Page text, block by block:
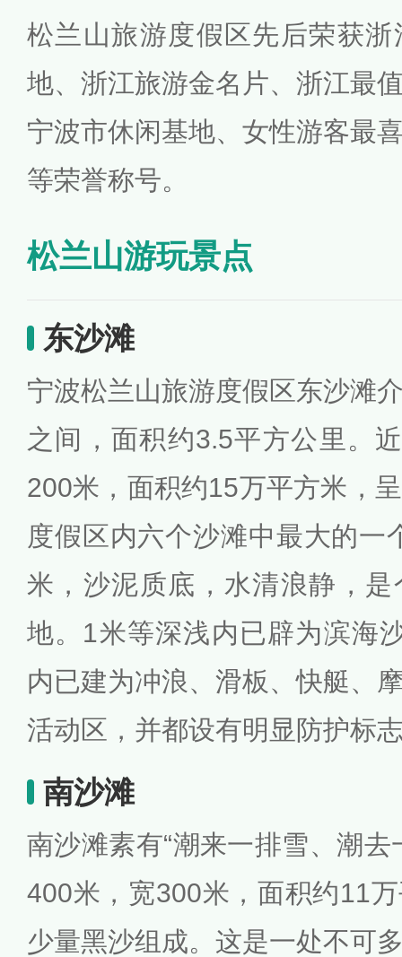
松兰山旅游度假区先后荣获
地、浙江旅游金名片、浙江最
宁波市休闲基地、女性游客最
等荣誉称号。
松兰山游玩景点
东沙滩
宁波松兰山旅游度假区东沙滩
之间，面积约3.5平方公里。
200米，面积约15万平方米，
度假区内六个沙滩中最大的一
米，沙泥质底，水清浪静，
地。1米等深浅内已辟为滨海
内已建为冲浪、滑板、快艇、
活动区，并都设有明显防护标
南沙滩
南沙滩素有“潮来一排雪、潮去
400米，宽300米，面积约11
少量黑沙组成。这是一处不可